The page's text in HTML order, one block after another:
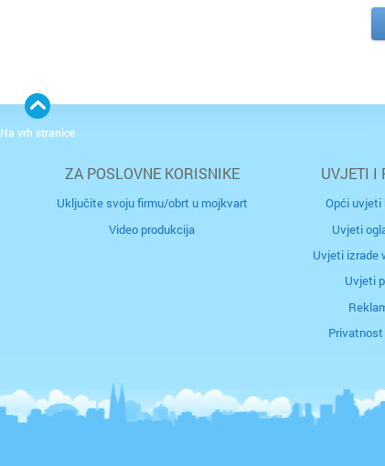
Buzet
Donja Stubica
Centar
Dubrava
ZA POSLOVNE KORISNIKE
Uključite svoju firmu/obrt u mojkvart
Video produkcija
UVJETI I
Opći
Uvjeti
Uvjeti izrade
Uvjeti
Na vrh stranice